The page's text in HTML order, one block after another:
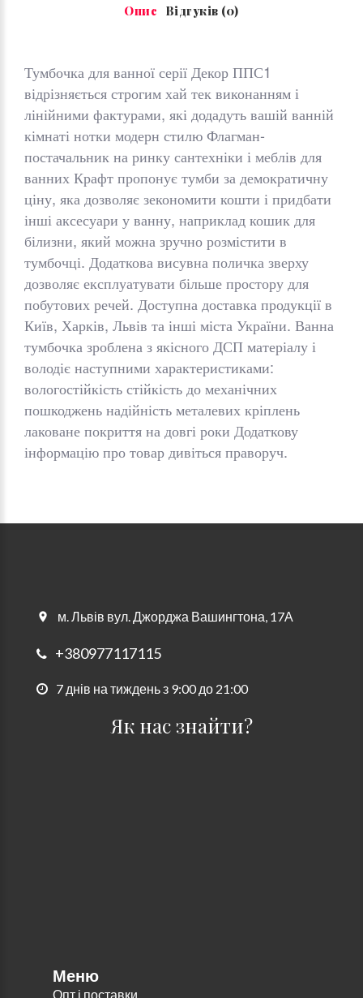
Опис Відгуків (0)
Тумбочка для ванної серії Декор ППС1
відрізняється строгим хай тек виконанням і
лінійними фактурами, які додадуть вашій ванній
кімнаті нотки модерн стилю Флагман-
постачальник на ринку сантехніки і меблів для
ванних Крафт пропонує тумби за демократичну
ціну, яка дозволяє зекономити кошти і придбати
інші аксесуари у ванну, наприклад кошик для
білизни, який можна зручно розмістити в
тумбочці. Додаткова висувна поличка зверху
дозволяє експлуатувати більше простору для
побутових речей. Доступна доставка продукції в
Київ, Харків, Львів та інші міста України. Ванна
тумбочка зроблена з якісного ДСП матеріалу і
володіє наступними характеристиками:
вологостійкість стійкість до механічних
пошкоджень надійність металевих кріплень
лаковане покриття на довгі роки Додаткову
інформацію про товар дивіться праворуч.
м. Львів вул. Джорджа Вашингтона, 17А
+380977117115
7 днів на тиждень з 9:00 до 21:00
Як нас знайти?
Меню
Опт і поставки